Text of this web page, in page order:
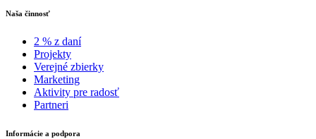
Naša činnosť
2 % z daní
Projekty
Verejné zbierky
Marketing
Aktivity pre radosť
Partneri
Informácie a podpora